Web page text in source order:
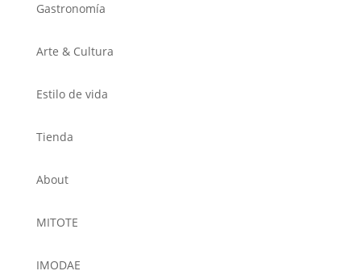
Gastronomía
Arte & Cultura
Estilo de vida
Tienda
About
MITOTE
IMODAE